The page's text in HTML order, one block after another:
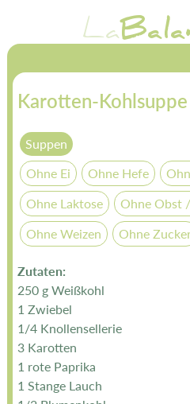
springen
La
Karotten-
Suppen
Ohne Ei
Ohne Hefe
Ohne Laktose
Ohne Obst
Ohne Weizen
Ohne
Zutaten:
250 g Weißkohl
1 Zwiebel
1/4 Knollensellerie
3 Karotten
1 rote Paprika
1 Stange Lauch